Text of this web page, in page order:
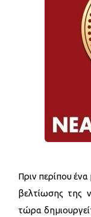
Πριν περίπου
βελτίωσης της
τώρα